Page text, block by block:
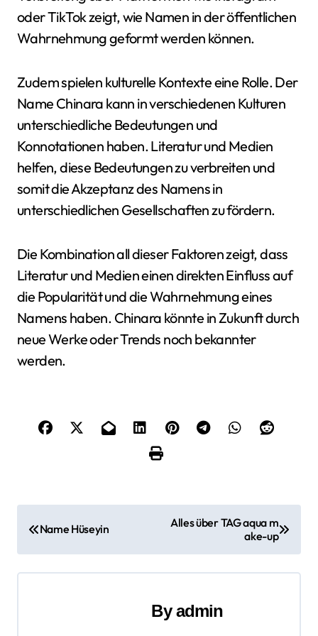
oder TikTok zeigt, wie Namen in der öffentlichen
Wahrnehmung geformt werden können.
Zudem spielen kulturelle Kontexte eine Rolle. Der
Name Chinara kann in verschiedenen Kulturen
unterschiedliche Bedeutungen und
Konnotationen haben. Literatur und Medien
helfen, diese Bedeutungen zu verbreiten und
somit die Akzeptanz des Namens in
unterschiedlichen Gesellschaften zu fördern.
Die Kombination all dieser Faktoren zeigt, dass
Literatur und Medien einen direkten Einfluss auf
die Popularität und die Wahrnehmung eines
Namens haben. Chinara könnte in Zukunft durch
neue Werke oder Trends noch bekannter
werden.
e
i
Name Hüseyin
Alles über TAG aqua m
ake-up
Byadmin